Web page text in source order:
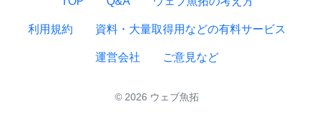
利用規約 資料・大量取得用などの有料サービス
運営会社 ご意見など
© 2026 ウェブ魚拓